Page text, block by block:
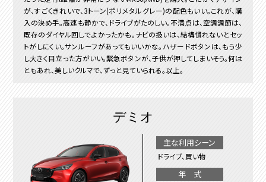
が、すごくきれいで、3トーン(ポリメタルグレー)の配色もいい。これが、購
入の決め手。高速も静かで、ドライブがたのしい。不満点は、空調調節は、
既存のダイヤル回しでよかったかも。ナビの扱いは、結構慣れないとセッ
トがしにくい。サンルーフがあってもいいかな。ハザードボタンは、もう少
し大きく目立った方がいい。緊急ボタンが、子供が押してしまいそう。何は
ともあれ、美しいクルマで、ずっと見ていられる。以上。
デミオ
主な利用シーン
ドライブ、買い物
年 式